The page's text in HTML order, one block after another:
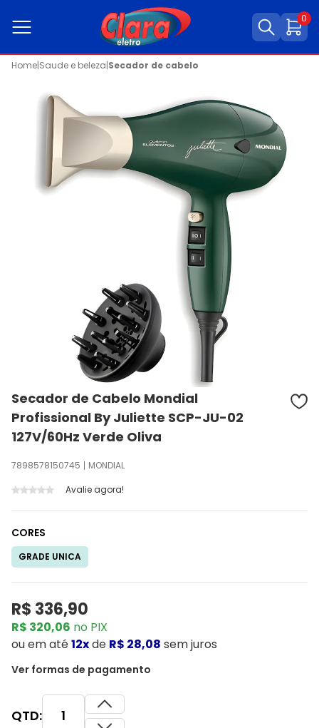
0
Home|Saude e beleza|Secador de cabelo
Secador de Cabelo Mondial
Profissional By Juliette SCP-JU-02
127V/60Hz Verde Oliva
7898578150745
MONDIAL
Avalie agora!
R$ 336,90
R$ 320,06 no PIX
ouem até12xde R$ 28,08 sem juros
Ver formas de pagamento
CORES
GRADE UNICA
QTD: